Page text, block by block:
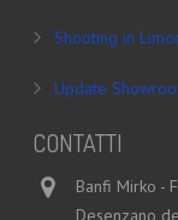
Shooting in
Update
CONTATTI
Banfi Mirko -
Desenzano